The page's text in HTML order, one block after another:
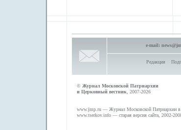
e-mail:
Редакция
© Журнал Московской Патриархии
и Церковный вестник , 2007-2026
www.jmp.ru — Журнал Московской Патриархии
www.tserkov.info — старая версия сайта, 2002-